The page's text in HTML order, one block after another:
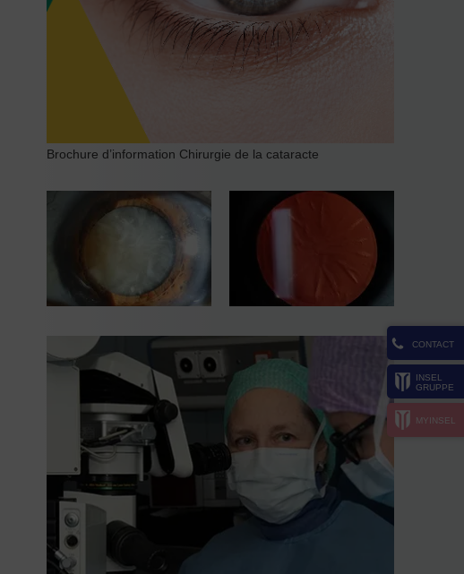
CONTACT
INSEL
GRUPPE
MYINSEL
Brochure d’information Chirurgie de la cataracte